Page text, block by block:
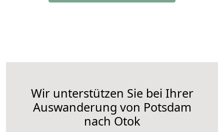
Wir unterstützen Sie bei Ihrer
Auswanderung von Potsdam
nach Otok